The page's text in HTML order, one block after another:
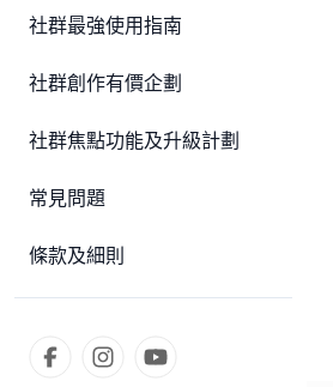
社群最強使用指南
社群創作有價企劃
社群焦點功能及升級計劃
常見問題
條款及細則